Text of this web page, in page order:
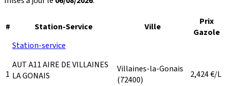
# Station-Service Ville
Prix
Gazole
1
Station-service
AUT A11 AIRE DE VILLAINES
LA GONAIS
Villaines-la-Gonais
(72400)
2,424€/L